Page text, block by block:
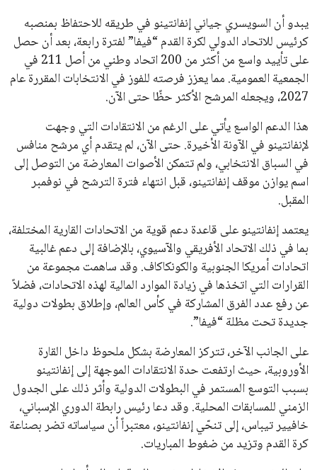
عمر إبراهيم 22 يوليو 2026
تحقق من قهوتك المغشوشة 7 علامات تدل
على جودتها قبل أول رشفة
خالد فؤاد 18 يوليو 2026
القائمة البريدية
انضم إلى قائمة المشتركين لدينا لتحصل على أحدث الأخبار، التحديثات
والعروض الخاصة مباشرة في صندوق بريدك
اشتراك
جميع الحقوق محفوظة لموقعنا ايوا مصر